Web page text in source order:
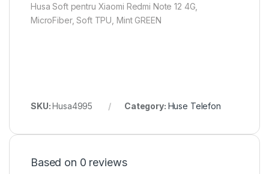
Husa Soft pentru Xiaomi Redmi Note 12 4G,
MicroFiber, Soft TPU, Mint GREEN
SKU:Husa4995 Category: Huse Telefon
Based on 0 reviews